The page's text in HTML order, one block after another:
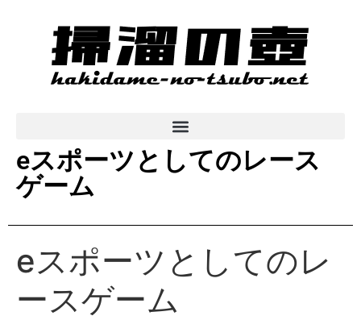
eスポーツとしてのレース
ゲーム
eスポーツとしてのレ
ースゲーム